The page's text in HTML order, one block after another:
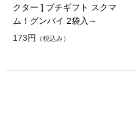
クター ] プチギフト スクマ
ム！グンバイ 2袋入～
173円 （税込み）